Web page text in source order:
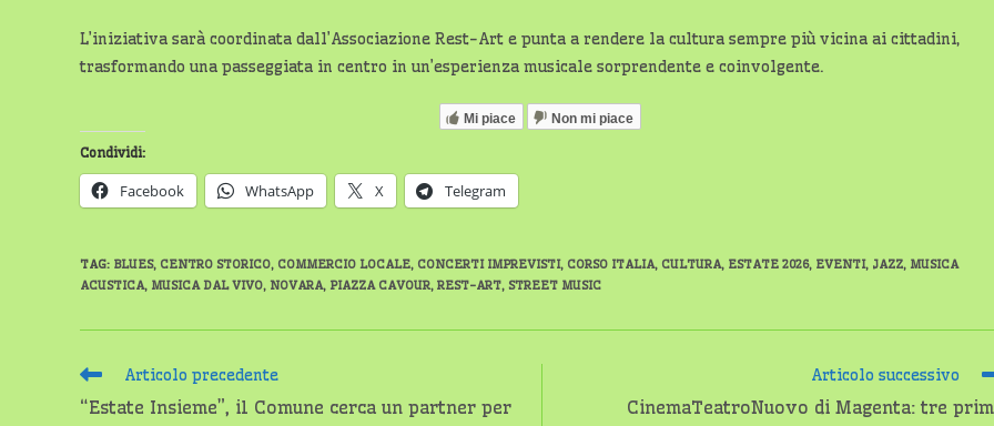
L’iniziativa sarà coordinata dall’Associazione Rest-Art e punta a rendere la cultura sempre più vicina ai cittadini,
trasformando una passeggiata in centro in un’esperienza musicale sorprendente e coinvolgente.
Mi piace Non mi piace
Condividi:
Facebook WhatsApp X Telegram
TAG: BLUES, CENTRO STORICO, COMMERCIO LOCALE, CONCERTI IMPREVISTI, CORSO ITALIA, CULTURA, ESTATE 2026, EVENTI, JAZZ, MUSICA
ACUSTICA, MUSICA DAL VIVO, NOVARA, PIAZZA CAVOUR, REST-ART, STREET MUSIC
Leggi
altri
articoli
Articolo precedente
“Estate Insieme”, il Comune cerca un partner per
Articolo successivo
CinemaTeatroNuovo di Magenta: tre